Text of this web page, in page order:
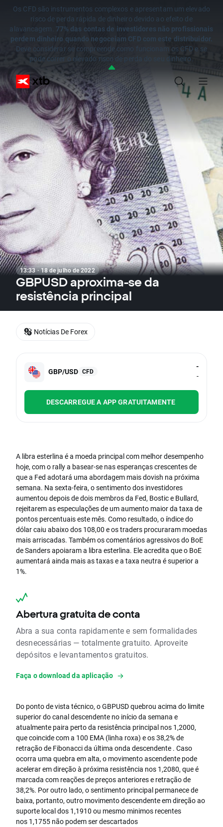
Os CFD são instrumentos complexos e apresentam um elevado
risco de perda rápida de dinheiro devido ao efeito de
alavancagem. 77% das contas de investidores não profissionais
perdem dinheiro quando negoceiam CFD com este distribuidor.
Deve considerar se compreende como funcionam os CFD e se
pode correr o elevado risco de perda do seu dinheiro.
13:33 · 18 de julho de 2022
GBPUSD aproxima-se da
resistência principal
GBP/USD CFD
-
-
DESCARREGUE A APP GRATUITAMENTE
A libra esterlina é a moeda principal com melhor desempenho
hoje, com o rally a basear-se nas esperanças crescentes de
que a Fed adotará uma abordagem mais dovish na próxima
semana. Na sexta-feira, o sentimento dos investidores
aumentou depois de dois membros da Fed, Bostic e Bullard,
rejeitarem as especulações de um aumento maior da taxa de
pontos percentuais este mês. Como resultado, o índice do
dólar caiu abaixo dos 108,00 e os traders procuraram moedas
mais arriscadas. Também os comentários agressivos do BoE
de Sanders apoiaram a libra esterlina. Ele acredita que o BoE
aumentará ainda mais as taxas e a taxa neutra é superior a
1%.
Abertura gratuita de conta
Abra a sua conta rapidamente e sem formalidades
desnecessárias — totalmente gratuito. Aproveite
depósitos e levantamentos gratuitos.
Faça o download da aplicação
Do ponto de vista técnico, o GBPUSD quebrou acima do limite
superior do canal descendente no início da semana e
atualmente paira perto da resistência principal nos 1,2000,
que coincide com a 100 EMA (linha roxa) e os 38,2% de
retração de Fibonacci da última onda descendente . Caso
ocorra uma quebra em alta, o movimento ascendente pode
acelerar em direção à próxima resistência nos 1,2080, que é
marcada com reações de preços anteriores e retração de
38,2%. Por outro lado, o sentimento principal permanece de
baixa, portanto, outro movimento descendente em direção ao
suporte local dos 1,1910 ou mesmo minimos recentes
nos 1,1755 não podem ser descartados
Notícias De Forex